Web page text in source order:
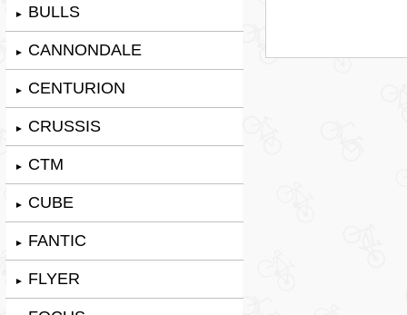
► BULLS
► CANNONDALE
► CENTURION
► CRUSSIS
► CTM
► CUBE
► FANTIC
► FLYER